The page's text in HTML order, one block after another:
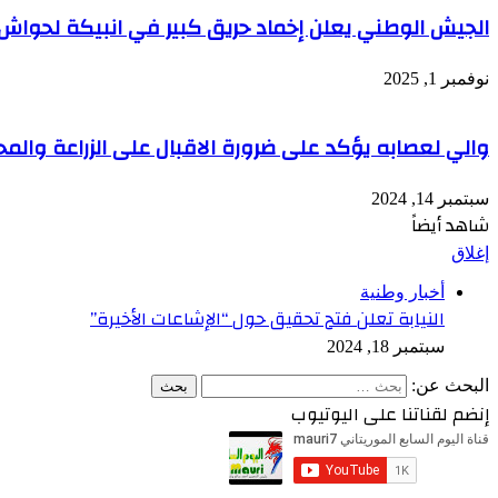
الجيش الوطني يعلن إخماد حريق كبير في انبيكة
نوفمبر 1, 2025
والي لعصابه يؤكد على ضرورة الاقبال على الزراعة
سبتمبر 14, 2024
شاهد أيضاً
إغلاق
أخبار وطنية
النيابة تعلن فتح تحقيق حول “الإشاعات الأخيرة”
سبتمبر 18, 2024
البحث عن:
إنضم لقناتنا على اليوتيوب